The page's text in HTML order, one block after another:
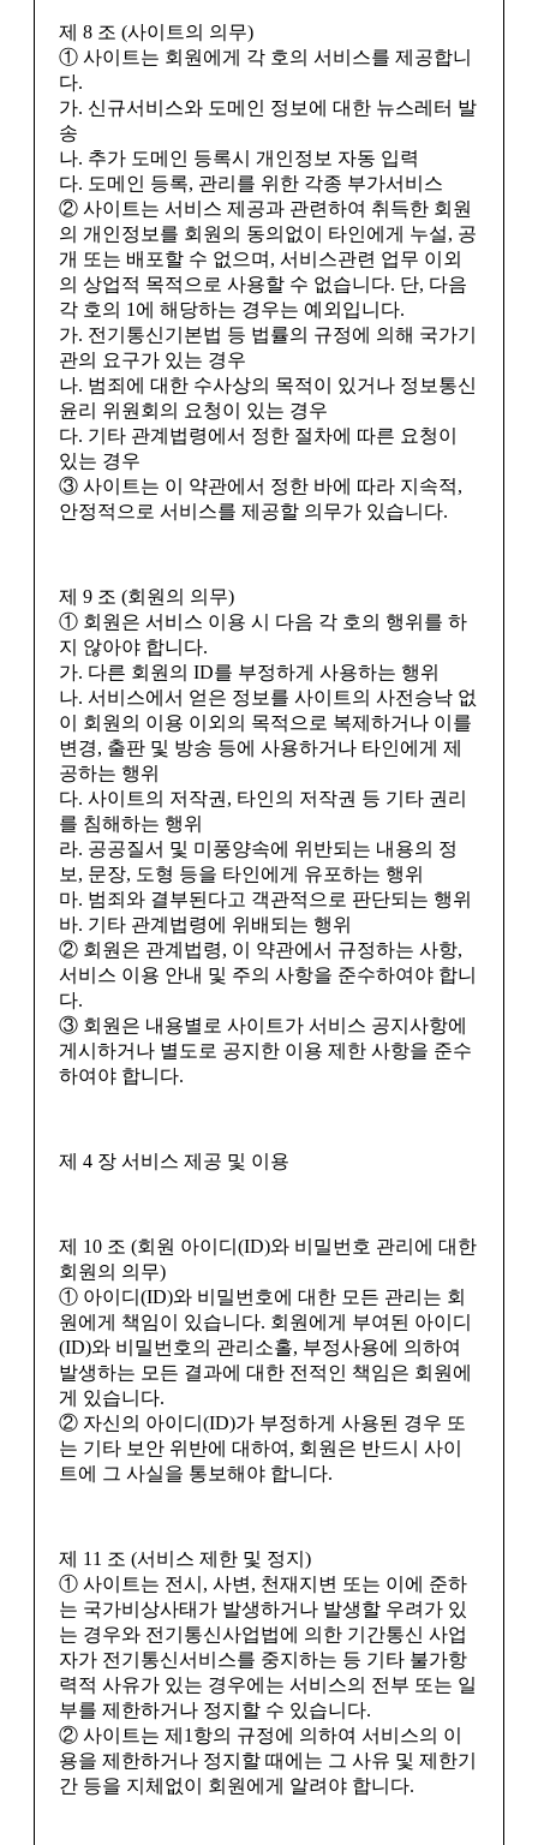
제 8 조 (사이트의 의무)
① 사이트는 회원에게 각 호의 서비스를 제공합니
다.
가. 신규서비스와 도메인 정보에 대한 뉴스레터 발
송
나. 추가 도메인 등록시 개인정보 자동 입력
다. 도메인 등록, 관리를 위한 각종 부가서비스
② 사이트는 서비스 제공과 관련하여 취득한 회원
의 개인정보를 회원의 동의없이 타인에게 누설, 공
개 또는 배포할 수 없으며, 서비스관련 업무 이외
의 상업적 목적으로 사용할 수 없습니다. 단, 다음
각 호의 1에 해당하는 경우는 예외입니다.
가. 전기통신기본법 등 법률의 규정에 의해 국가기
관의 요구가 있는 경우
나. 범죄에 대한 수사상의 목적이 있거나 정보통신
윤리 위원회의 요청이 있는 경우
다. 기타 관계법령에서 정한 절차에 따른 요청이
있는 경우
③ 사이트는 이 약관에서 정한 바에 따라 지속적,
안정적으로 서비스를 제공할 의무가 있습니다.
제 9 조 (회원의 의무)
① 회원은 서비스 이용 시 다음 각 호의 행위를 하
지 않아야 합니다.
가. 다른 회원의 ID를 부정하게 사용하는 행위
나. 서비스에서 얻은 정보를 사이트의 사전승낙 없
이 회원의 이용 이외의 목적으로 복제하거나 이를
변경, 출판 및 방송 등에 사용하거나 타인에게 제
공하는 행위
다. 사이트의 저작권, 타인의 저작권 등 기타 권리
를 침해하는 행위
라. 공공질서 및 미풍양속에 위반되는 내용의 정
보, 문장, 도형 등을 타인에게 유포하는 행위
마. 범죄와 결부된다고 객관적으로 판단되는 행위
바. 기타 관계법령에 위배되는 행위
② 회원은 관계법령, 이 약관에서 규정하는 사항,
서비스 이용 안내 및 주의 사항을 준수하여야 합니
다.
③ 회원은 내용별로 사이트가 서비스 공지사항에
게시하거나 별도로 공지한 이용 제한 사항을 준수
하여야 합니다.
제 4 장 서비스 제공 및 이용
제 10 조 (회원 아이디(ID)와 비밀번호 관리에 대한
회원의 의무)
① 아이디(ID)와 비밀번호에 대한 모든 관리는 회
원에게 책임이 있습니다. 회원에게 부여된 아이디
(ID)와 비밀번호의 관리소홀, 부정사용에 의하여
발생하는 모든 결과에 대한 전적인 책임은 회원에
게 있습니다.
② 자신의 아이디(ID)가 부정하게 사용된 경우 또
는 기타 보안 위반에 대하여, 회원은 반드시 사이
트에 그 사실을 통보해야 합니다.
제 11 조 (서비스 제한 및 정지)
① 사이트는 전시, 사변, 천재지변 또는 이에 준하
는 국가비상사태가 발생하거나 발생할 우려가 있
는 경우와 전기통신사업법에 의한 기간통신 사업
자가 전기통신서비스를 중지하는 등 기타 불가항
력적 사유가 있는 경우에는 서비스의 전부 또는 일
부를 제한하거나 정지할 수 있습니다.
② 사이트는 제1항의 규정에 의하여 서비스의 이
용을 제한하거나 정지할 때에는 그 사유 및 제한기
간 등을 지체없이 회원에게 알려야 합니다.